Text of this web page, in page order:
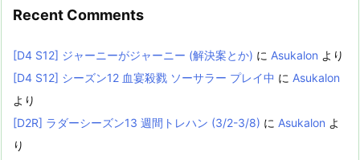
Recent Comments
[D4 S12] ジャーニーがジャーニー (解決案とか) に Asukalon より
[D4 S12] シーズン12 血宴殺戮 ソーサラー プレイ中 に Asukalon
より
[D2R] ラダーシーズン13 週間トレハン (3/2-3/8) に Asukalon よ
り